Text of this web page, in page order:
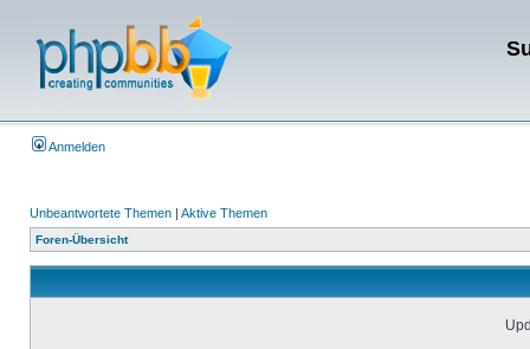
Anmelden
Unbeantwortete Themen | Aktive Themen
Foren-Übersicht